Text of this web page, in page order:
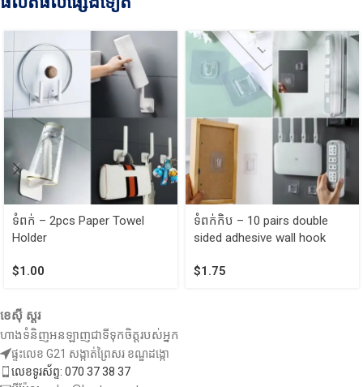
ទំពក់ – 2pcs Paper Towel
Holder
$1.00
ទំពក់កិប – 10 pairs double
sided adhesive wall hook
$1.75
ខេស៊ី ស្តរ
ហាងទំនិញអនឡាញជាទីទុកចិត្តរបស់អ្នក
ផ្ទះលេខ G21 សង្កាត់ព្រៃសរ ខណ្ឌដង្កោ
លេខទូរស័ព្ទ: 070 37 38 37